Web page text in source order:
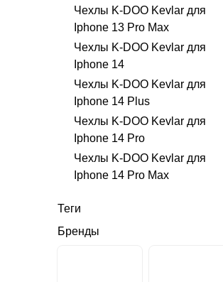
Чехлы K-DOO Kevlar для
Iphone 13 Pro Max
Чехлы K-DOO Kevlar для
Iphone 14
Чехлы K-DOO Kevlar для
Iphone 14 Plus
Чехлы K-DOO Kevlar для
Iphone 14 Pro
Чехлы K-DOO Kevlar для
Iphone 14 Pro Max
Теги
Бренды